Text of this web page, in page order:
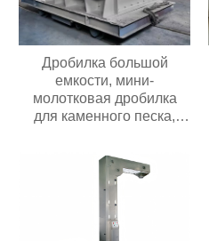
Дробилка большой
емкости, мини-
молотковая дробилка
для каменного песка,